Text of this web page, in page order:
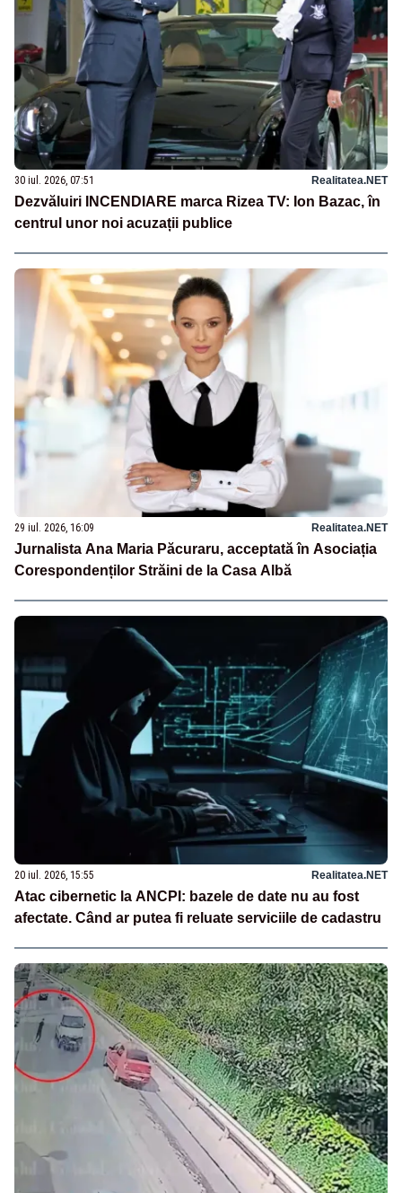
30 iul. 2026, 07:51 Realitatea.NET
Dezvăluiri INCENDIARE marca Rizea TV: Ion Bazac, în
centrul unor noi acuzații publice
29 iul. 2026, 16:09 Realitatea.NET
Jurnalista Ana Maria Păcuraru, acceptată în Asociația
Corespondenților Străini de la Casa Albă
20 iul. 2026, 15:55 Realitatea.NET
Atac cibernetic la ANCPI: bazele de date nu au fost
afectate. Când ar putea fi reluate serviciile de cadastru